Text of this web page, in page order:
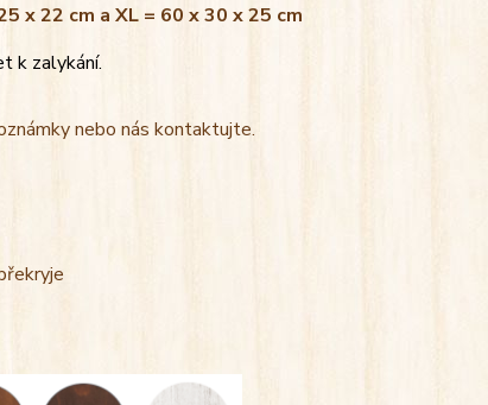
x 22 cm a XL = 60 x 30 x 25 cm
k zalykání.
nebo nás kontaktujte.